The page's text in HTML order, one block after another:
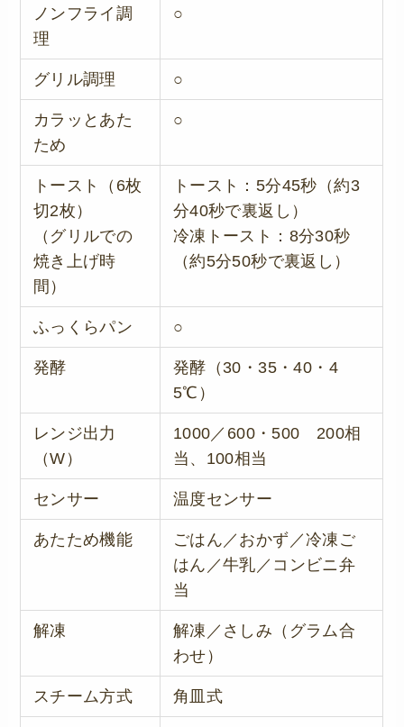
ノンフライ調
理
○
グリル調理 ○
カラッとあた
ため
○
トースト（6枚
切2枚）
（グリルでの
焼き上げ時
間）
トースト：5分45秒（約3
分40秒で裏返し）
冷凍トースト：8分30秒
（約5分50秒で裏返し）
ふっくらパン ○
発酵
発酵（30・35・40・4
5℃）
レンジ出力
（W）
1000／600・500 200相
当、100相当
センサー 温度センサー
あたため機能
ごはん／おかず／冷凍ご
はん／牛乳／コンビニ弁
当
解凍
解凍／さしみ（グラム合
わせ）
スチーム方式 角皿式